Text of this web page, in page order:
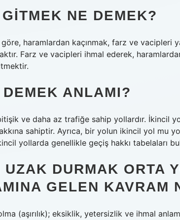
NE DEMEK?
göre, haramlardan kaçınmak, farz ve vacipleri
Farz ve vacipleri ihmal ederek,
ANLAMI?
ve daha az trafiğe sahip yollardır. İkincil
sahiptir. Ayrıca, bir yolun ikincil yol mu
yollarda genellikle geçiş hakkı tabelaları
DURMAK ORTA
GELEN KAVRAM
(aşırılık); eksiklik, yetersizlik ve ihmal